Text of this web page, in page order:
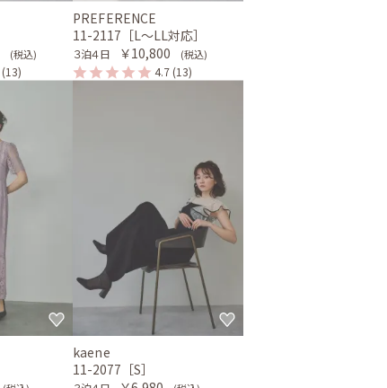
(税込)
(13)
PREFERENCE
11-2117［L〜LL対応］
３泊４日 ￥10,800 (税込)
4.7 (13)
kaene
11-2077［S］